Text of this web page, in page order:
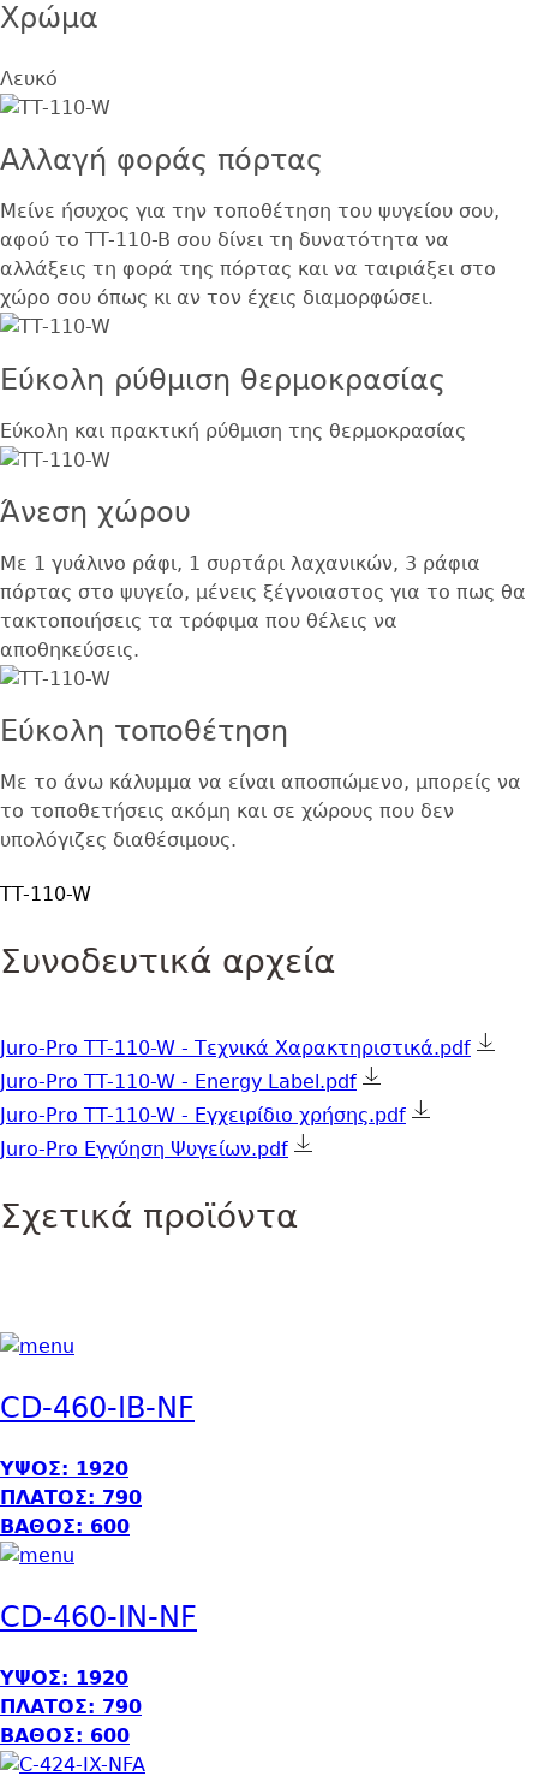
Χρώμα
Λευκό
Αλλαγή φοράς πόρτας
Μείνε ήσυχος για την τοποθέτηση του ψυγείου σου,
αφού το TT-110-B σου δίνει τη δυνατότητα να
αλλάξεις τη φορά της πόρτας και να ταιριάξει στο
χώρο σου όπως κι αν τον έχεις διαμορφώσει.
Εύκολη ρύθμιση θερμοκρασίας
Εύκολη και πρακτική ρύθμιση της θερμοκρασίας
Άνεση χώρου
Με 1 γυάλινο ράφι, 1 συρτάρι λαχανικών, 3 ράφια
πόρτας στο ψυγείο, μένεις ξέγνοιαστος για το πως θα
τακτοποιήσεις τα τρόφιμα που θέλεις να
αποθηκεύσεις.
Εύκολη τοποθέτηση
Με το άνω κάλυμμα να είναι αποσπώμενο, μπορείς να
το τοποθετήσεις ακόμη και σε χώρους που δεν
υπολόγιζες διαθέσιμους.
TT-110-W
Συνοδευτικά αρχεία
Juro-Pro TT-110-W - Τεχνικά Χαρακτηριστικά.pdf
Juro-Pro TT-110-W - Energy Label.pdf
Juro-Pro TT-110-W - Εγχειρίδιο χρήσης.pdf
Juro-Pro Εγγύηση Ψυγείων.pdf
Σχετικά προϊόντα
CD-460-IB-NF
ΥΨΟΣ: 1920
ΠΛΑΤΟΣ: 790
ΒΑΘΟΣ: 600
CD-460-IN-NF
ΥΨΟΣ: 1920
ΠΛΑΤΟΣ: 790
ΒΑΘΟΣ: 600